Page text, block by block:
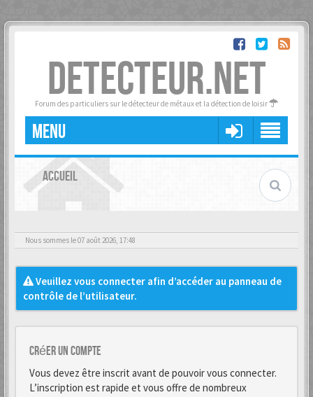
DETECTEUR.NET
Forum des particuliers sur le détecteur de métaux et la détection de loisir
MENU
ACCUEIL
Nous sommes le 07 août 2026, 17:48
Veuillez vous connecter afin d’accéder au panneau de
contrôle de l’utilisateur.
Créer un Compte
Vous devez être inscrit avant de pouvoir vous connecter.
L’inscription est rapide et vous offre de nombreux